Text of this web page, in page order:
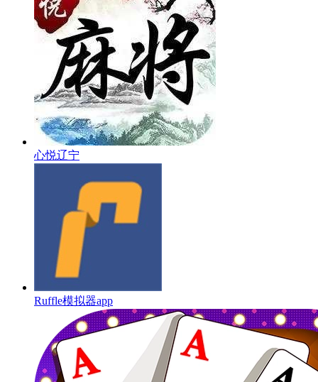
心悦辽宁
Ruffle模拟器app